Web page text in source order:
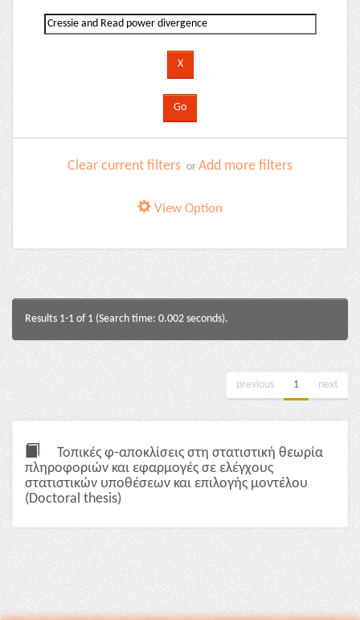
Clear current filters or Add more filters
View Option
Results 1-1 of 1 (Search time: 0.002 seconds).
previous 1 next
Τοπικές φ-αποκλίσεις στη στατιστική θεωρία
πληροφοριών και εφαρμογές σε ελέγχους
στατιστικών υποθέσεων και επιλογής μοντέλου
(Doctoral thesis)